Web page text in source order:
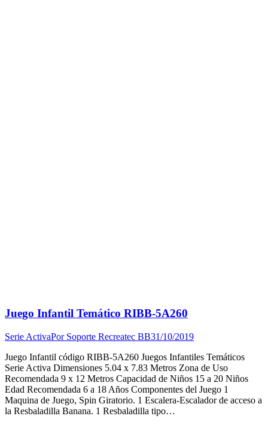
Juego Infantil Temático RIBB-5A260
Serie ActivaPor Soporte Recreatec BB31/10/2019
Juego Infantil código RIBB-5A260 Juegos Infantiles Temáticos
Serie Activa Dimensiones 5.04 x 7.83 Metros Zona de Uso
Recomendada 9 x 12 Metros Capacidad de Niños 15 a 20 Niños
Edad Recomendada 6 a 18 Años Componentes del Juego 1
Maquina de Juego, Spin Giratorio. 1 Escalera-Escalador de acceso a
la Resbaladilla Banana. 1 Resbaladilla tipo…